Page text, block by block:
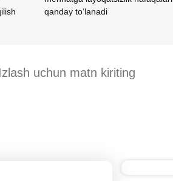
qanday toʻlanadi